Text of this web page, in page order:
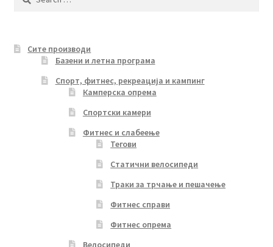
Сите производи
Базени и летна програма
Спорт, фитнес, рекреација и кампинг
Камперска опрема
Спортски камери
Фитнес и слабеење
Тегови
Статични велосипеди
Траки за трчање и пешачење
Фитнес справи
Фитнес опрема
Велосипеди